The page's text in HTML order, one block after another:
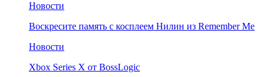
Новости
Воскресите память с косплеем Нилин из Remember Me
Новости
Xbox Series X от BossLogic